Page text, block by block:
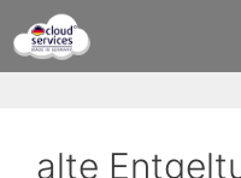
Inhalt
springen
alte